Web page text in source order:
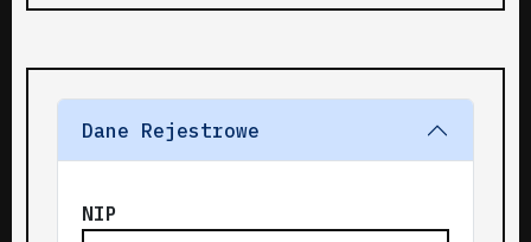
Dane Rejestrowe
NIP